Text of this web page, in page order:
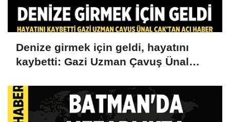
Denize girmek için geldi, hayatını
kaybetti: Gazi Uzman Çavuş Ünal